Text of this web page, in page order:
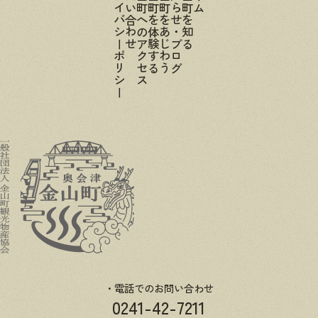
お知らせ・ブログ
金山町をあじわう
金山町を体験する
金山町へのアクセス
プライバシーポリシー
電話でのお問い合わせ
0241-42-7211